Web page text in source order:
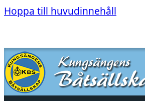
Hoppa till huvudinnehåll